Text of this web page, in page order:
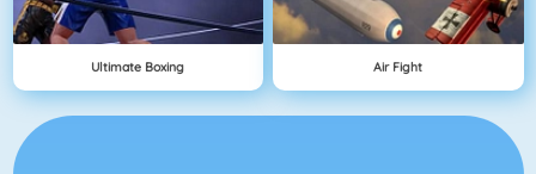
Ultimate Boxing Air Fight